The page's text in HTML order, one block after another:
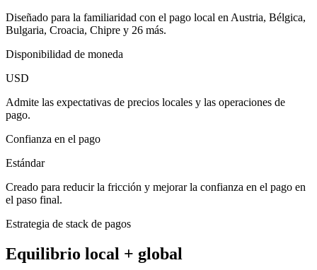
Diseñado para la familiaridad con el pago local en Austria, Bélgica,
Bulgaria, Croacia, Chipre y 26 más.
Disponibilidad de moneda
USD
Admite las expectativas de precios locales y las operaciones de
pago.
Confianza en el pago
Estándar
Creado para reducir la fricción y mejorar la confianza en el pago en
el paso final.
Estrategia de stack de pagos
Equilibrio local + global